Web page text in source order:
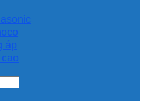
áp